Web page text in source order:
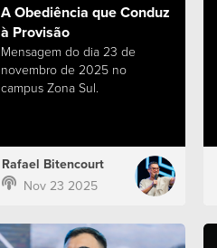
A Obediência que Conduz
à Provisão
Mensagem do dia 23 de
novembro de 2025 no
campus Zona Sul.
Rafael Bitencourt
Nov 23 2025